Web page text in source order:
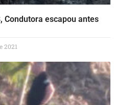
Condutora escapou antes
2021